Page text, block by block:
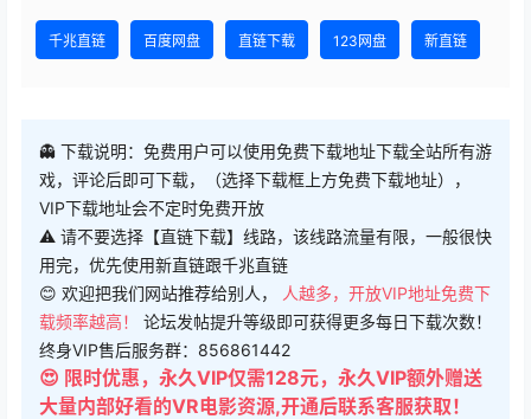
千兆直链 百度网盘 直链下载 123网盘 新直链
👻 下载说明：免费用户可以使用免费下载地址下载全站所有游
戏，评论后即可下载，（选择下载框上方免费下载地址），
VIP下载地址会不定时免费开放
⚠ 请不要选择【直链下载】线路，该线路流量有限，一般很快
用完，优先使用新直链跟千兆直链
😊 欢迎把我们网站推荐给别人，
人越多，开放VIP地址免费下
载频率越高！ 论坛发帖提升等级即可获得更多每日下载次数！
终身VIP售后服务群：856861442
😍 限时优惠，永久VIP仅需128元，永久VIP额外赠送
大量内部好看的VR电影资源,开通后联系客服获取！